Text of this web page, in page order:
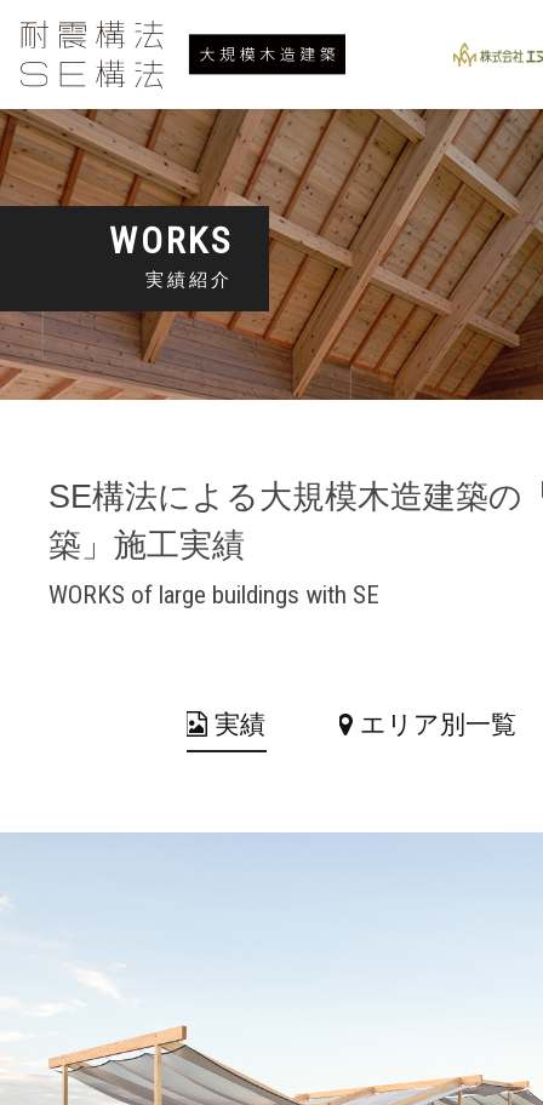
WORKS
実績紹介
SE構法による大規模木造建築の
築」施工実績
WORKS of large buildings with SE
実績 エリア別一覧